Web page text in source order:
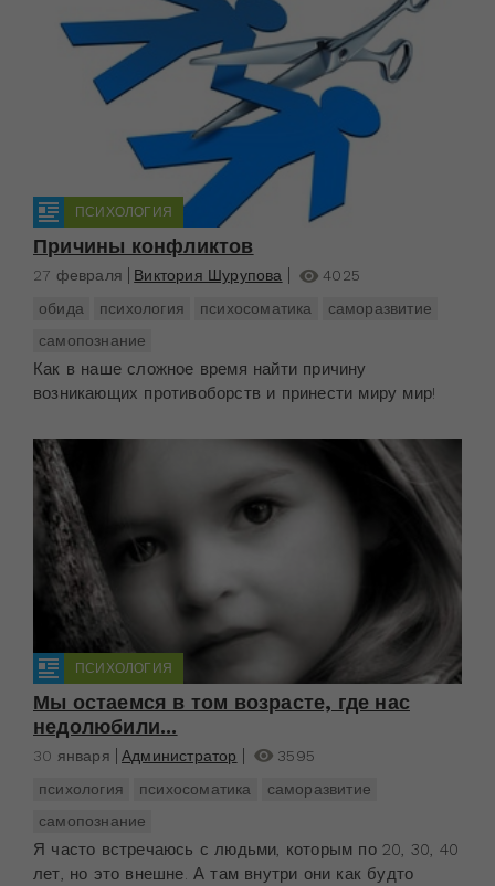
ПСИХОЛОГИЯ
Причины конфликтов
27 февраля Виктория Шурупова
4025
обида
психология психосоматика
саморазвитие
самопознание
Как в наше сложное время найти причину
возникающих противоборств и принести миру мир!
ПСИХОЛОГИЯ
Мы остаемся в том возрасте, где нас
недолюбили...
30 января Администратор
3595
психология
психосоматика
саморазвитие
самопознание
Я часто встречаюсь с людьми, которым по 20, 30, 40
лет, но это внешне. А там внутри они как будто